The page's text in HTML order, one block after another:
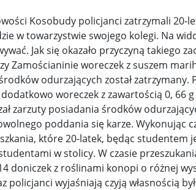
kocham też teat ...
sensie Powst ... Wanda Traczyk-Stawska:
do chmur. Warsz ... Kard. Konrad Krajewski
strukturą kance ... Urszula Rusecka z PiS
które zakończy woj ... Świat u stóp Trumpa.
również jest pr ... Radioaktywne gniazdo
tradycja i przy ... Ciężka noc w Kijowie.
Ukraina lic ... Donaldowi Trumpowi
Kosobudy policjanci zatrzymali 20-
w towarzystwie swojego kolegi. Na
Jak się okazało przyczyną takiego
Zamościaninie woreczek z suszem
odurzających został zatrzymany.
woreczek z zawartością 0, 66
zarzuty posiadania środków
poddania się karze. Wykonując
które 20-latek, będąc studentem
w stolicy. W czasie
doniczek z roślinami konopi o różnej
policjanci wyjaśniają czyją własnością